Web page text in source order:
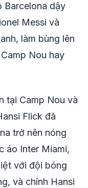
Barcelona dậy
Messi và
làm bùng lên
Nou hay
tại Camp Nou và
Flick đã
trở nên nóng
áo Inter Miami,
với đội bóng
và chính Hansi